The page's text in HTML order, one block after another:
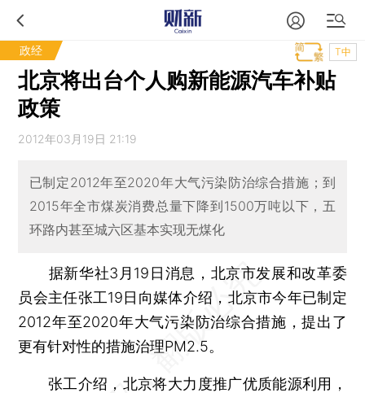
政经 T中
北京将出台个人购新能源汽车补贴
政策
2012年03月19日 21:19
已制定2012年至2020年大气污染防治综合措施；到
2015年全市煤炭消费总量下降到1500万吨以下，五
环路内甚至城六区基本实现无煤化
据新华社3月19日消息，北京市发展和改革委
员会主任张工19日向媒体介绍，北京市今年已制定
2012年至2020年大气污染防治综合措施，提出了
更有针对性的措施治理PM2.5。
张工介绍，北京将大力度推广优质能源利用，